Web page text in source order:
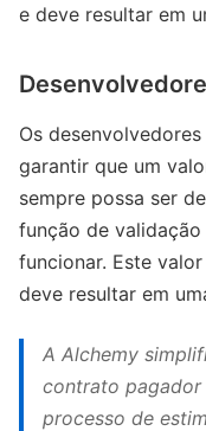
e deve resultar em
Os
garantir que um
sempre possa ser
função de
funcionar. Este
deve resultar em
A Alchemy
contrato
processo de